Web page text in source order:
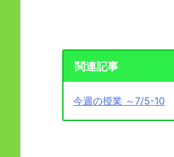
関連記事
今週の授業 ～7/5-10